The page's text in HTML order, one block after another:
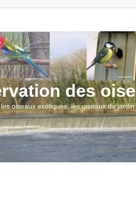
des
oiseaux exotiques, les oiseaux du